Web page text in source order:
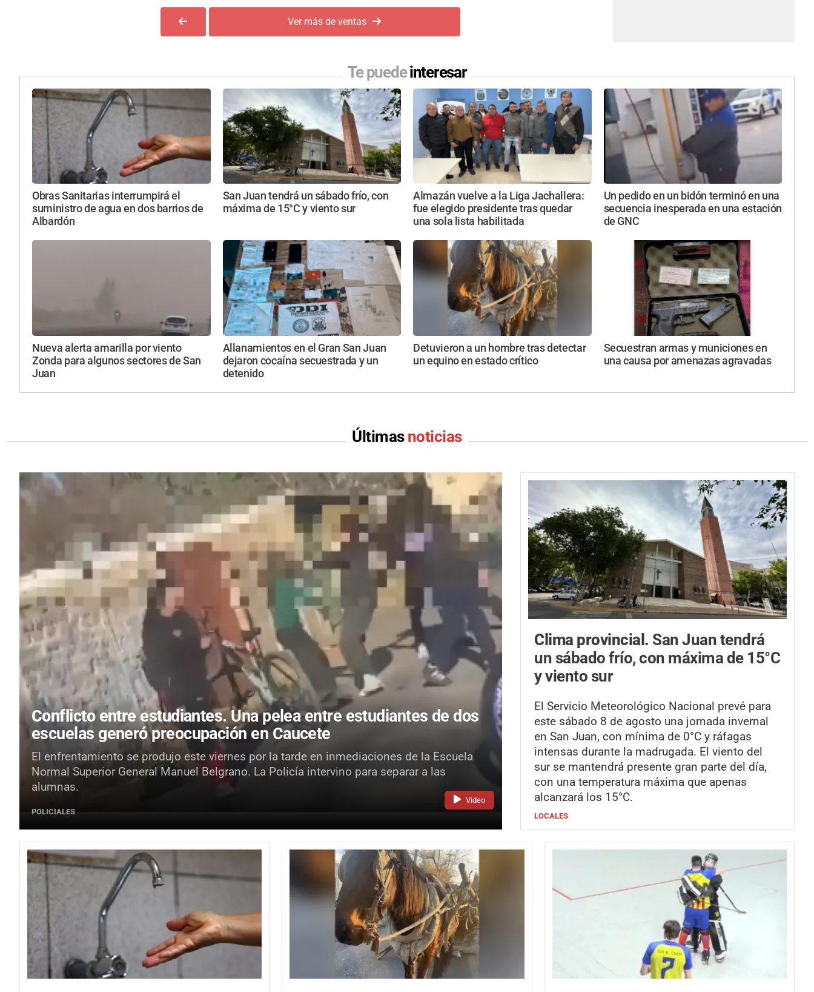
Ver más de ventas
Te puedeinteresar
Obras Sanitarias interrumpirá el
suministro de agua en dos barrios de
Albardón
San Juan tendrá un sábado frío, con
máxima de 15°C y viento sur
Almazán vuelve a la Liga Jachallera:
fue elegido presidente tras quedar
una sola lista habilitada
Un pedido en un bidón terminó en una
secuencia inesperada en una estación
de GNC
Nueva alerta amarilla por viento
Zonda para algunos sectores de San
Juan
Allanamientos en el Gran San Juan
dejaron cocaína secuestrada y un
detenido
Detuvieron a un hombre tras detectar
un equino en estado crítico
Secuestran armas y municiones en
una causa por amenazas agravadas
Últimas noticias
Video
Conflicto entre estudiantes.Una pelea entre estudiantes de dos
escuelas generó preocupación en Caucete
El enfrentamiento se produjo este viernes por la tarde en inmediaciones de la Escuela
Normal Superior General Manuel Belgrano. La Policía intervino para separar a las
alumnas.
POLICIALES
Clima provincial. San Juan tendrá
un sábado frío, con máxima de 15°C
y viento sur
El Servicio Meteorológico Nacional prevé para
este sábado 8 de agosto una jornada invernal
en San Juan, con mínima de 0°C y ráfagas
intensas durante la madrugada. El viento del
sur se mantendrá presente gran parte del día,
con una temperatura máxima que apenas
alcanzará los 15°C.
LOCALES